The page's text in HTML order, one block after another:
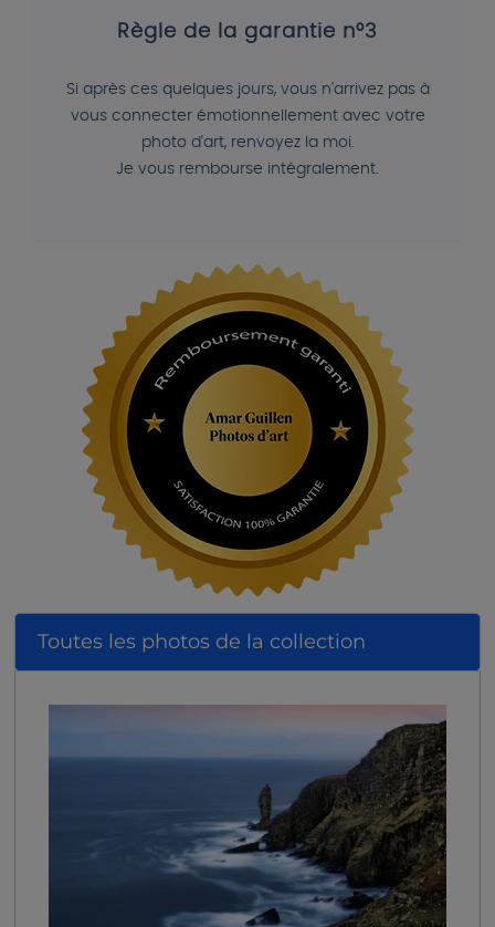
Règle de la garantie n°3
Si après ces quelques jours, vous n'arrivez pas à
vous connecter émotionnellement avec votre
photo d'art, renvoyez la moi.
Je vous rembourse intégralement.
Toutes les photos de la collection